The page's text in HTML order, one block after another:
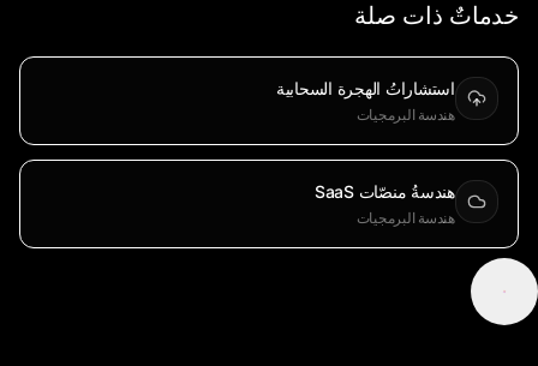
خدماتٌ ذات صلة
استشاراتُ الهجرة السحابية
هندسة البرمجيات
هندسةُ منصّات SaaS
هندسة البرمجيات